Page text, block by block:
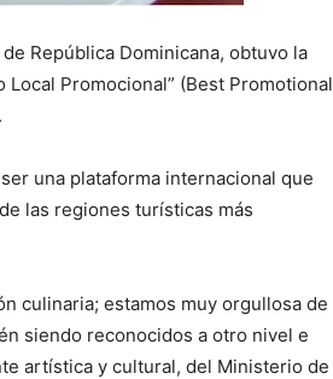
República Dominicana, obtuvo la
Promocional” (Best Promotional
una plataforma internacional que
las regiones turísticas más
culinaria; estamos muy orgullosa de
siendo reconocidos a otro nivel e
artística y cultural, del Ministerio de